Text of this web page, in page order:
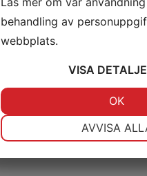
behandling av
webbplats.
VISA
AVVISA
OK